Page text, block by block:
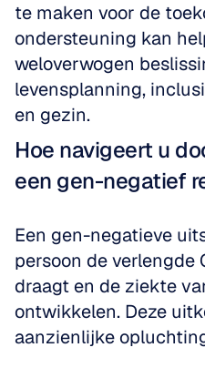
te maken voor de
ondersteuning kan
weloverwogen
levensplanning,
en gezin.
Hoe navigeert u
een gen-negatief
Een gen-negatieve
persoon de verlengde
draagt en de ziekte
ontwikkelen. Deze
aanzienlijke